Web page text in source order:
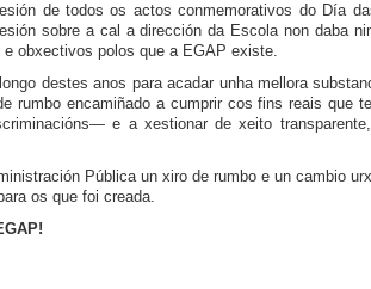
de todos os actos conmemorativos do Día
sobre a cal a dirección da Escola non daba
obxectivos polos que a EGAP existe.
destes anos para acadar unha mellora
rumbo encamiñado a cumprir cos fins reais que
e a xestionar de xeito
Pública un xiro de rumbo e un cambio
os que foi creada.